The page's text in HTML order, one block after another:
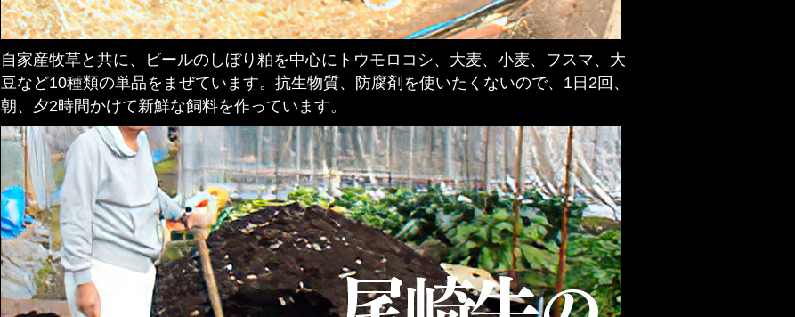
自家産牧草と共に、ビールのしぼり粕を中心にトウモロコシ、大麦、小麦、フスマ、大
豆など10種類の単品をまぜています。抗生物質、防腐剤を使いたくないので、1日2回、
朝、夕2時間かけて新鮮な飼料を作っています。